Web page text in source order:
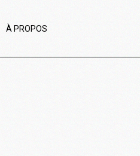
À PROPOS